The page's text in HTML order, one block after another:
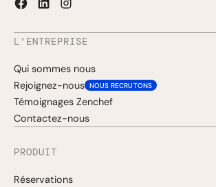
L'ENTREPRISE
Qui sommes nous
Rejoignez-nous NOUS RECRUTONS
Témoignages Zenchef
Contactez-nous
PRODUIT
Réservations